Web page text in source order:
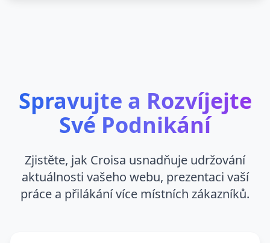
Spravujte a Rozvíjejte
Své Podnikání
Zjistěte, jak Croisa usnadňuje udržování
aktuálnosti vašeho webu, prezentaci vaší
práce a přilákání více místních zákazníků.